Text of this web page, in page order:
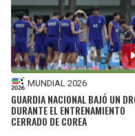
COMMANDERS
CARDINALS
49ERS
KINGS
MAVERICKS
GRIZZLIES
MUNDIAL 2026
GUARDIA NACIONAL BAJÓ UN
DURANTE EL ENTRENAMIENTO
CERRADO DE COREA